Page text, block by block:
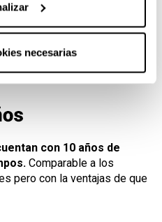
necesarias
portuguesa Silampos
este mismo cazo (con
su precio de venta es de 2,5
eso la buscamos y traemos
con 10 años de
Comparable a los
pero con la ventajas de que